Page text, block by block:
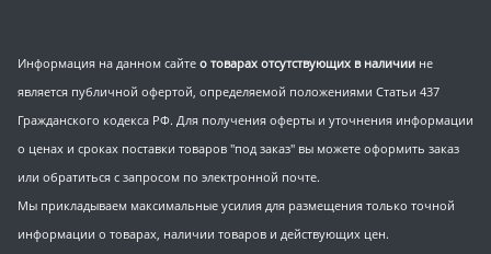
Информация на данном сайте о товарах отсутствующих в наличии не
является публичной офертой, определяемой положениями Статьи 437
Гражданского кодекса РФ. Для получения оферты и уточнения информации
о ценах и сроках поставки товаров "под заказ" вы можете оформить заказ
или обратиться с запросом по электронной почте.
Мы прикладываем максимальные усилия для размещения только точной
информации о товарах, наличии товаров и действующих цен.